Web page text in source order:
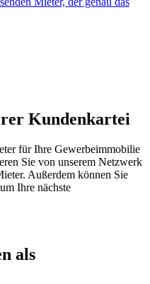
Kundenkartei
für Ihre Gewerbeimmobilie
Sie von unserem Netzwerk
Außerdem können Sie
Ihre nächste
als